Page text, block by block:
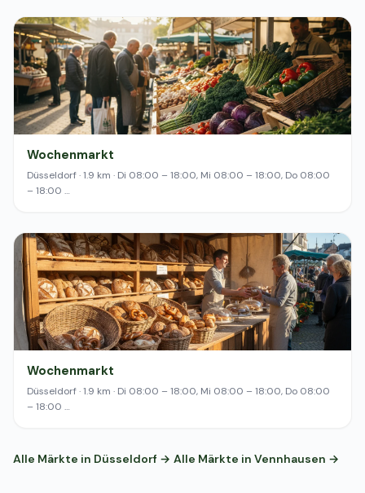
Wochenmarkt
Düsseldorf · 1.9 km · Di 08:00 – 18:00, Mi 08:00 – 18:00, Do 08:00
– 18:00 …
Wochenmarkt
Düsseldorf · 1.9 km · Di 08:00 – 18:00, Mi 08:00 – 18:00, Do 08:00
– 18:00 …
Alle Märkte in Düsseldorf → Alle Märkte in Vennhausen →